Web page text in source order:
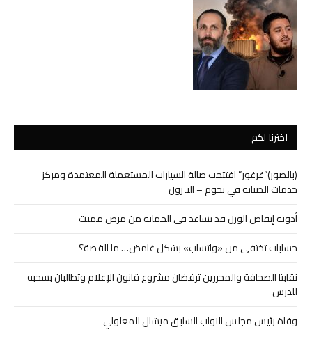
اخترنا لكم
(بالصور)”غرغور” افتتحت صالة السيارات المستعملة المعتمدة ومركز
خدمات الصيانة في تحوم – البترون
أدوية إنقاص الوزن قد تساعد في الحماية من مرض مميت
حسابات تختفي من «واتساب» بشكل غامض… ما القصة؟
نقابتا الصحافة والمحررين ترفضان مشروع قانون الإعلام وتطالبان بسحبه
للدرس
وفاة رئيس مجلس النواب السابق ميشال المعلولي